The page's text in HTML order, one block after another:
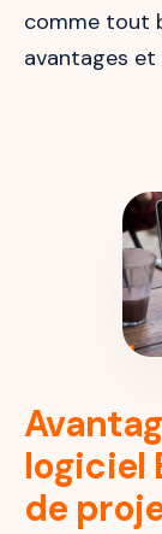
comme tout
avantages
logiciel
de